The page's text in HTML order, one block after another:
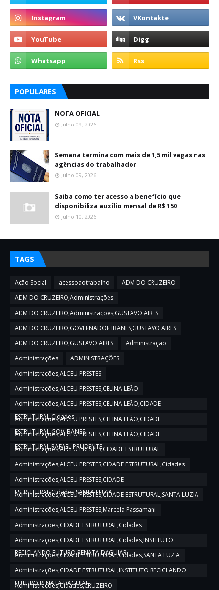
POPULARES
NOTA OFICIAL
Julho 09, 2026
Semana termina com mais de 1,5 mil vagas nas
agências do trabalhador
Julho 09, 2026
Saiba como ter acesso a benefício que
disponibiliza auxílio mensal de R$ 150
Julho 10, 2026
TAGS
Ação Social acessoaotrabalho
ADM DO CRUZEIRO
ADM DO CRUZEIRO,Administrações
ADM DO CRUZEIRO,Administrações,GUSTAVO AIRES
ADM DO CRUZEIRO,GOVERNADOR IBANES,GUSTAVO AIRES
ADM DO CRUZEIRO,GUSTAVO AIRES
Administração
Administrações
ADMINISTRAÇÕES
Administrações,ALCEU PRESTES
Administrações,ALCEU PRESTES,CELINA LEÃO
Administrações,ALCEU PRESTES,CELINA LEÃO,CIDADE
ESTRUTURAL,Cidades
Administrações,ALCEU PRESTES,CELINA LEÃO,CIDADE
ESTRUTURAL,GOV IBANES
Administrações,ALCEU PRESTES,CELINA LEÃO,CIDADE
ESTRUTURAL,RAFAEL PRUDENTE
Administrações,ALCEU PRESTES,CIDADE ESTRUTURAL
Administrações,ALCEU PRESTES,CIDADE ESTRUTURAL,Cidades
Administrações,ALCEU PRESTES,CIDADE
ESTRUTURAL,Cidades,SANTA LUZIA
Administrações,ALCEU PRESTES,CIDADE ESTRUTURAL,SANTA LUZIA
Administrações,ALCEU PRESTES,Marcela Passamani
Administrações,CIDADE ESTRUTURAL,Cidades
Administrações,CIDADE ESTRUTURAL,Cidades,INSTITUTO
RECICLANDO FUTURO,RENATA DAGUIAR
Administrações,CIDADE ESTRUTURAL,Cidades,SANTA LUZIA
Administrações,CIDADE ESTRUTURAL,INSTITUTO RECICLANDO
FUTURO,RENATA DAGUIAR
Administrações,Cidades,CRUZEIRO